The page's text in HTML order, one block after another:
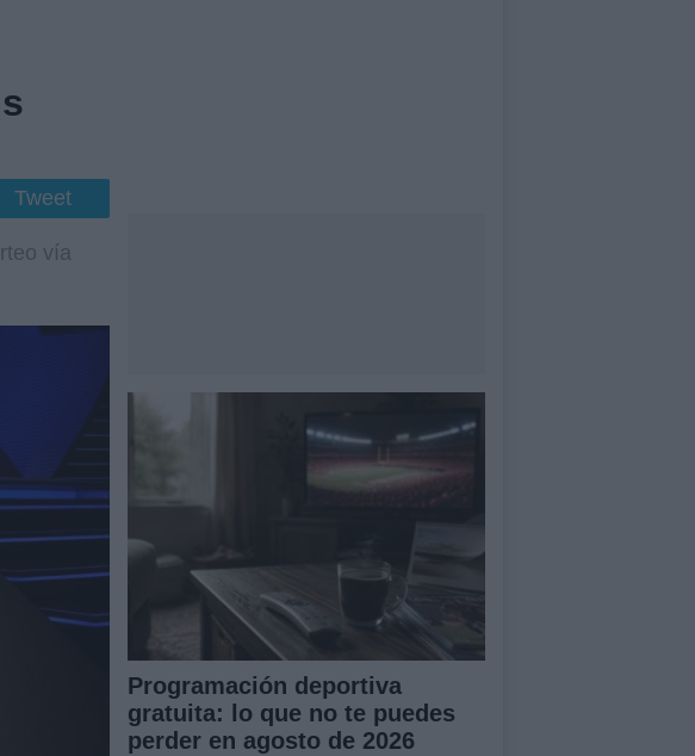
Tweet
vía
Programación deportiva
gratuita: lo que no te puedes
perder en agosto de 2026